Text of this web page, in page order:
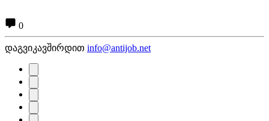
0
დაგვიკავშირდით info@antijob.net